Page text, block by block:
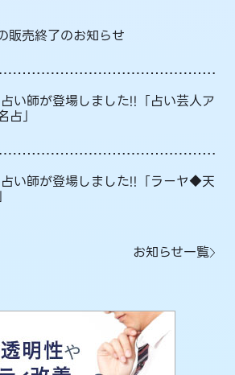
販売終了のお知らせ
い師が登場しました!!「占い芸人ア
」
い師が登場しました!!「ラーヤ◆天
お知らせ一覧